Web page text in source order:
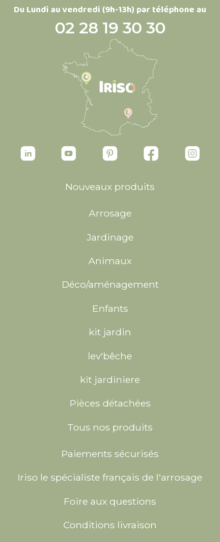
Du Lundi au vendredi (9h-13h) par téléphone au
02 28 19 30 30
Nouveaux produits
Arrosage
Jardinage
Animaux
Déco/aménagement
Enfants
kit jardin
lev'bêche
kit jardiniere
Pièces détachées
Tous nos produits
Paiements sécurisés
Iriso le spécialiste français de l'arrosage
Foire aux questions
Conditions livraison